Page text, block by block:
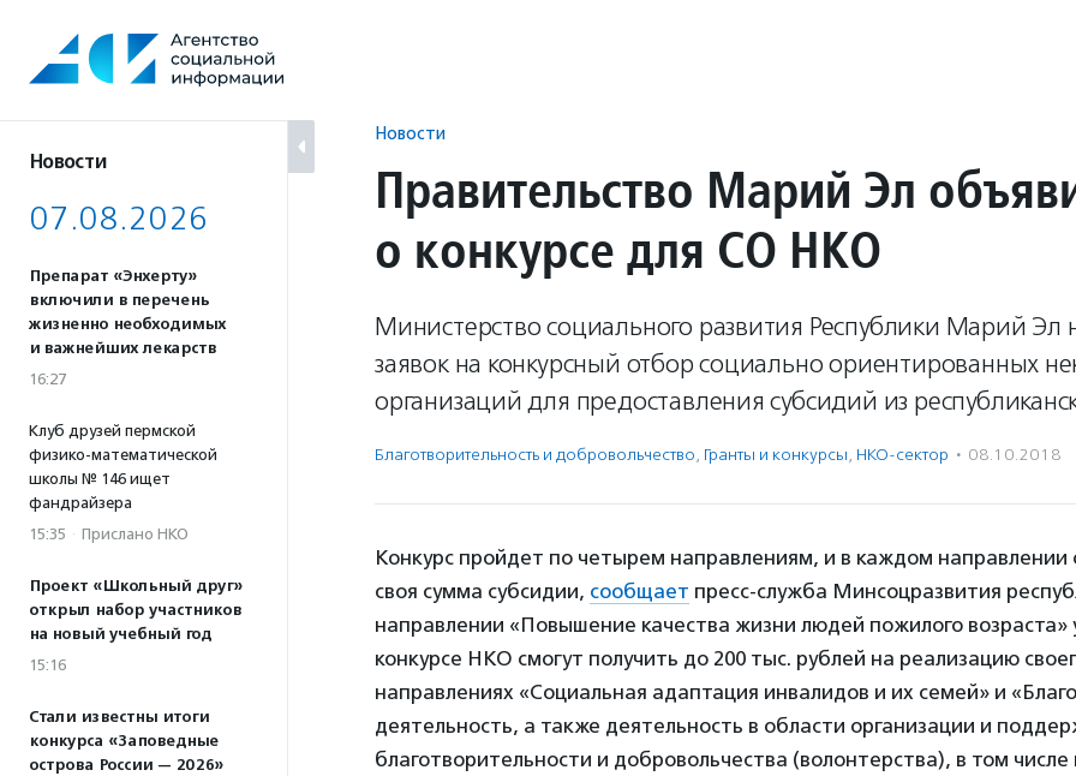
содержанию
Новости
07.08.2026
Препарат «Энхерту»
включили в перечень
жизненно необходимых
и важнейших лекарств
16:27
Клуб друзей пермской
физико-математической
школы № 146 ищет
фандрайзера
15:35 · Прислано НКО
Проект «Школьный друг»
открыл набор участников
на новый учебный год
15:16
Стали известны итоги
конкурса «Заповедные
острова России — 2026»
Новости
Правительство Марий Эл
о конкурсе для СО НКО
Министерство социального развития Республики Марий Эл
заявок на конкурсный отбор социально ориентированных
организаций для предоставления субсидий из
Благотвори­тель­ность и доброволь­чест­во, Гранты и конкурсы, НКО-сектор · 08.10.2018
Конкурс пройдет по четырем направлениям, и в каждом направлении
своя сумма субсидии, сообщает пресс-служба Минсоцразвития
направлении «Повышение качества жизни людей пожилого возраста»
конкурсе НКО смогут получить до 200 тыс. рублей на реализацию
направлениях «Социальная адаптация инвалидов и их семей» и
деятельность, а также деятельность в области организации и
благотворительности и добровольчества (волонтерства), в том